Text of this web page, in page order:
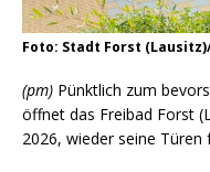
Foto: Stadt Forst
(pm) Pünktlich zum
öffnet das Freibad Forst
2026, wieder seine Türen